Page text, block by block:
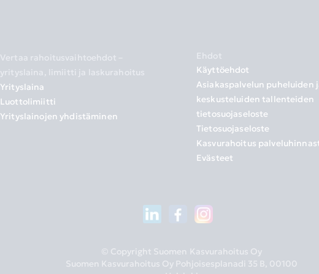
Vertaa rahoitusvaihtoehdot –
yrityslaina, limiitti ja laskurahoitus
Yrityslaina
Luottolimiitti
Yrityslainojen yhdistäminen
Ehdot
Käyttöehdot
Asiakaspalvelun puheluiden
keskusteluiden tallenteiden
tietosuojaseloste
Tietosuojaseloste
Kasvurahoitus
Evästeet
© Copyright Suomen Kasvurahoitus Oy
Suomen Kasvurahoitus Oy Pohjoisesplanadi 35 B, 00100